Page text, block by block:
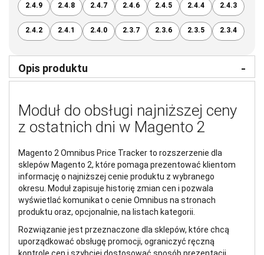
2.4.9 2.4.8 2.4.7 2.4.6 2.4.5 2.4.4 2.4.3
2.4.2 2.4.1 2.4.0 2.3.7 2.3.6 2.3.5 2.3.4
Opis produktu
Moduł do obsługi najniższej ceny
z ostatnich dni w Magento 2
Magento 2 Omnibus Price Tracker to rozszerzenie dla
sklepów Magento 2, które pomaga prezentować klientom
informację o najniższej cenie produktu z wybranego
okresu. Moduł zapisuje historię zmian cen i pozwala
wyświetlać komunikat o cenie Omnibus na stronach
produktu oraz, opcjonalnie, na listach kategorii.
Rozwiązanie jest przeznaczone dla sklepów, które chcą
uporządkować obsługę promocji, ograniczyć ręczną